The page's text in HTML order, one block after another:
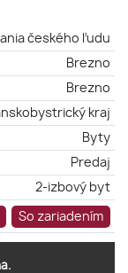
českého ľudu
Brezno
Brezno
kraj
Byty
Predaj
2-izbový byt
So zariadením